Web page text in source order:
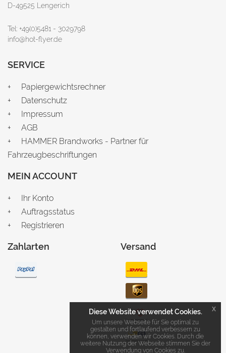
D-49525 Lengerich
Tel: +49(0)5481 - 3029798
info@hot-flyer.de
SERVICE
Papiergewichtsrechner
Datenschutz
Impressum
AGB
HAMMER Brandworks - Partner für
Fahrzeugbeschriftungen
MEIN ACCOUNT
Ihr Konto
Auftragsstatus
Registrieren
Zahlarten Versand
Diese Website verwendet Cookies.
Um unsere Webseite für Sie optimal zu
gestalten und fortlaufend verbessern zu
können, verwenden wir Cookies. Durch die
weitere Nutzung der Webseite stimmen Sie der
Verwendung von Cookies zu.
x